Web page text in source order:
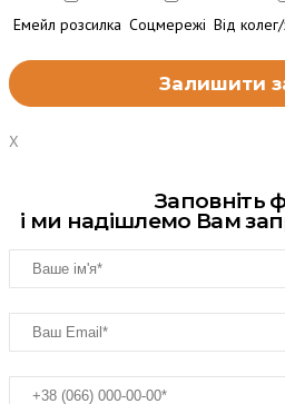
Емейл розсилка Соцмережі Від
X
Заповніть
і ми надішлемо Вам